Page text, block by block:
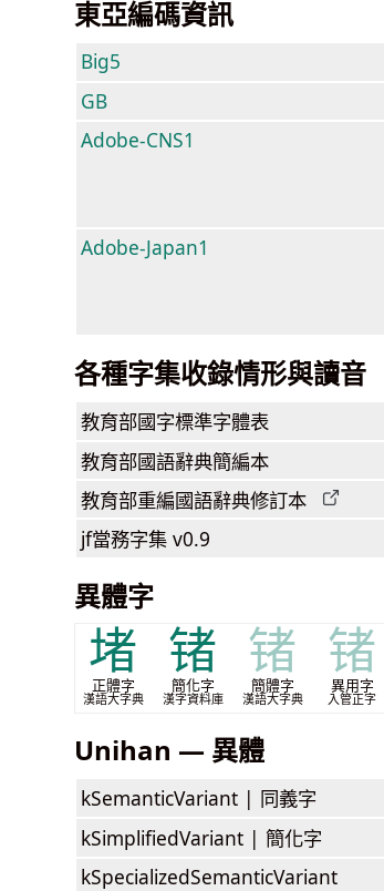
東亞編碼資訊
Big5
GB
Adobe-CNS1
Adobe-Japan1
各種字集收錄情形與讀音
教育部國字標準字體表
教育部國語辭典簡編本
教育部重編國語辭典修訂本
jf當務字集 v0.9
異體字
堵
正體字
漢語大字典
锗
簡化字
漢字資料庫
锗
簡體字
漢語大字典
锗
異用字
入管正字
Unihan — 異體
kSemanticVariant | 同義字
kSimplifiedVariant | 簡化字
kSpecializedSemanticVariant